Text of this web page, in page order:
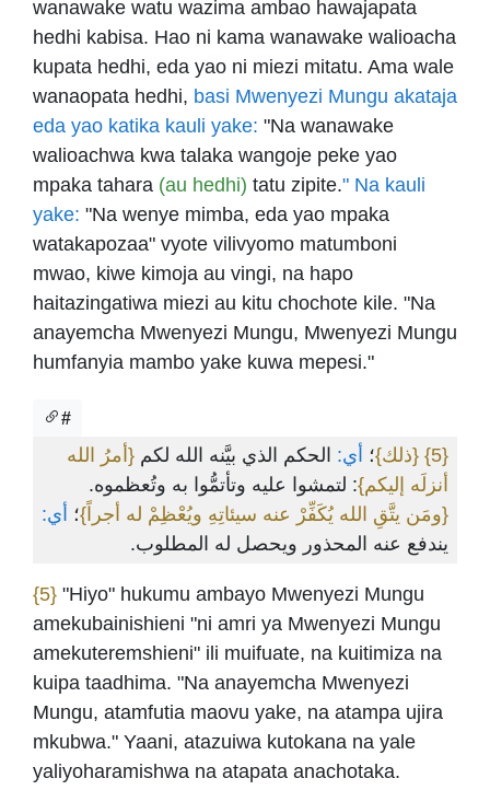
wanawake watu wazima ambao hawajapata
hedhi kabisa. Hao ni kama wanawake walioacha
kupata hedhi, eda yao ni miezi mitatu. Ama wale
wanaopata hedhi, basi Mwenyezi Mungu akataja
eda yao katika kauli yake: "Na wanawake
walioachwa kwa talaka wangoje peke yao
mpaka tahara (au hedhi) tatu zipite." Na kauli
yake: "Na wenye mimba, eda yao mpaka
watakapozaa" vyote vilivyomo matumboni
mwao, kiwe kimoja au vingi, na hapo
haitazingatiwa miezi au kitu chochote kile. "Na
anayemcha Mwenyezi Mungu, Mwenyezi Mungu
humfanyia mambo yake kuwa mepesi."
#
{5} {ذلك}؛ أي: الحكم الذي بيَّنه الله لكم {أمرُ الله
أنزلَه إليكم}: لتمشوا عليه وتأتمُّوا به وتُعظموه.
{ومَن يتَّقِ الله يُكَفِّرْ عنه سيئاتِهِ ويُعْظِمْ له أجراً}؛ أي:
يندفع عنه المحذور ويحصل له المطلوب.
{5} "Hiyo" hukumu ambayo Mwenyezi Mungu
amekubainishieni "ni amri ya Mwenyezi Mungu
amekuteremshieni" ili muifuate, na kuitimiza na
kuipa taadhima. "Na anayemcha Mwenyezi
Mungu, atamfutia maovu yake, na atampa ujira
mkubwa." Yaani, atazuiwa kutokana na yale
yaliyoharamishwa na atapata anachotaka.